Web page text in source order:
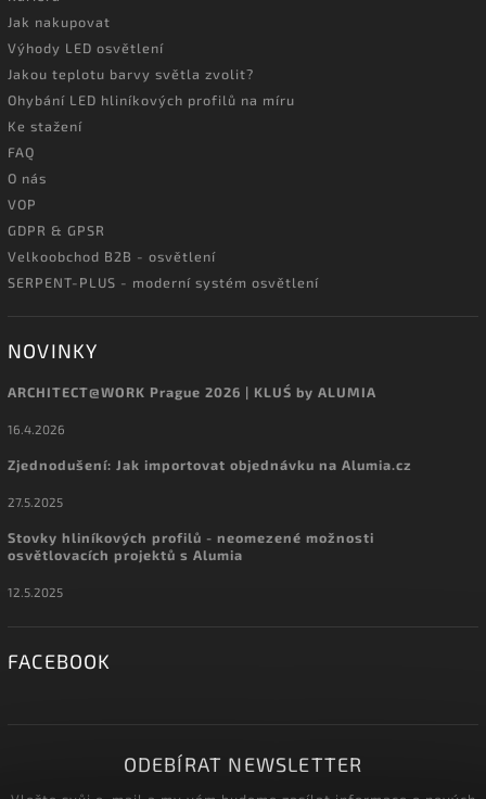
Jak nakupovat
Výhody LED osvětlení
Jakou teplotu barvy světla zvolit?
Ohybání LED hliníkových profilů na míru
Ke stažení
FAQ
O nás
VOP
GDPR & GPSR
Velkoobchod B2B - osvětlení
SERPENT-PLUS - moderní systém osvětlení
NOVINKY
ARCHITECT@WORK Prague 2026 | KLUŚ by ALUMIA
16.4.2026
Zjednodušení: Jak importovat objednávku na Alumia.cz
27.5.2025
Stovky hliníkových profilů - neomezené možnosti
osvětlovacích projektů s Alumia
12.5.2025
FACEBOOK
ODEBÍRAT NEWSLETTER